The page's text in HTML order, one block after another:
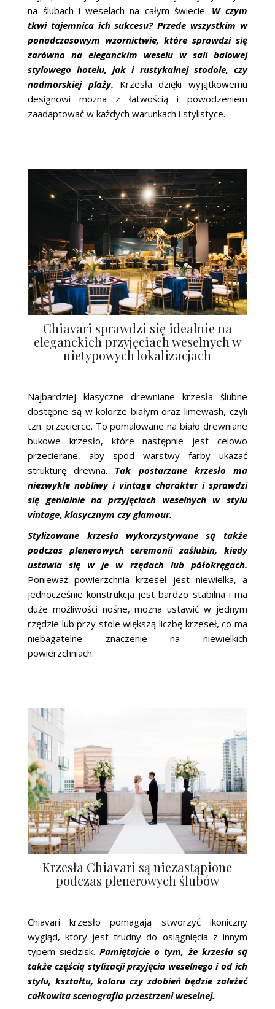
na ślubach i weselach na całym świecie. W czym
tkwi tajemnica ich sukcesu? Przede wszystkim w
ponadczasowym wzornictwie, które sprawdzi się
zarówno na eleganckim weselu w sali balowej
stylowego hotelu, jak i rustykalnej stodole, czy
nadmorskiej plaży. Krzesła dzięki wyjątkowemu
designowi można z łatwością i powodzeniem
zaadaptować w każdych warunkach i stylistyce.
Chiavari sprawdzi się idealnie na
eleganckich przyjęciach weselnych w
nietypowych lokalizacjach
Najbardziej klasyczne drewniane krzesła ślubne
dostępne są w kolorze białym oraz limewash, czyli
tzn. przecierce. To pomalowane na biało drewniane
bukowe krzesło, które następnie jest celowo
przecierane, aby spod warstwy farby ukazać
strukturę drewna. Tak postarzane krzesło ma
niezwykle nobliwy i vintage charakter i sprawdzi
się genialnie na przyjęciach weselnych w stylu
vintage, klasycznym czy glamour.
Stylizowane krzesła wykorzystywane są także
podczas plenerowych ceremonii zaślubin, kiedy
ustawia się w je w rzędach lub półokręgach.
Ponieważ powierzchnia krzeseł jest niewielka, a
jednocześnie konstrukcja jest bardzo stabilna i ma
duże możliwości nośne, można ustawić w jednym
rzędzie lub przy stole większą liczbę krzeseł, co ma
niebagatelne znaczenie na niewielkich
powierzchniach.
Krzesła Chiavari są niezastąpione
podczas plenerowych ślubów
Chiavari krzesło pomagają stworzyć ikoniczny
wygląd, który jest trudny do osiągnięcia z innym
typem siedzisk.Pamiętajcie o tym, że krzesła są
także częścią stylizacji przyjęcia weselnego i od ich
stylu, kształtu, koloru czy zdobień będzie zależeć
całkowita scenografia przestrzeni weselnej.